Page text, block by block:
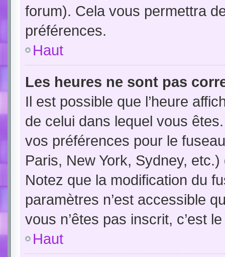
forum). Cela vous permettra
préférences.
Haut
Les heures ne sont pas
Il est possible que l’heure
de celui dans lequel vous
vos préférences pour le
Paris, New York, Sydney,
Notez que la modification du
paramètres n’est accessible
vous n’êtes pas inscrit, c’est
Haut